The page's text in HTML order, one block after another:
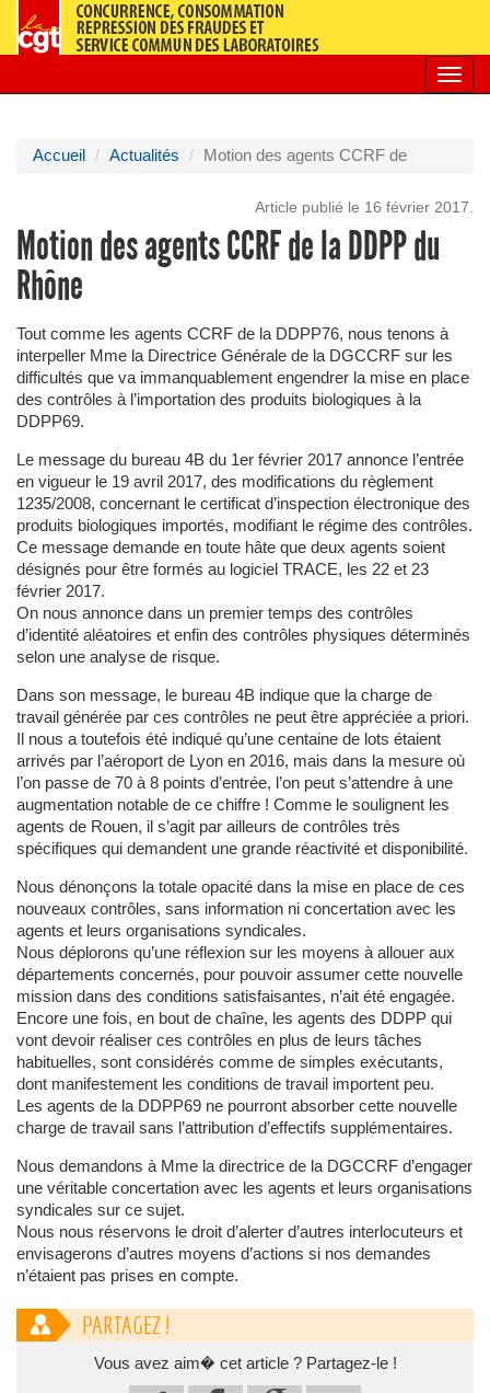
Accueil Actualités Motion des agents CCRF de
Article publié le 16 février 2017.
Motion des agents CCRF de la DDPP du
Rhône
Tout comme les agents CCRF de la DDPP76, nous tenons à
interpeller Mme la Directrice Générale de la DGCCRF sur les
difficultés que va immanquablement engendrer la mise en place
des contrôles à l’importation des produits biologiques à la
DDPP69.
Le message du bureau 4B du 1er février 2017 annonce l’entrée
en vigueur le 19 avril 2017, des modifications du règlement
1235/2008, concernant le certificat d’inspection électronique des
produits biologiques importés, modifiant le régime des contrôles.
Ce message demande en toute hâte que deux agents soient
désignés pour être formés au logiciel TRACE, les 22 et 23
février 2017.
On nous annonce dans un premier temps des contrôles
d’identité aléatoires et enfin des contrôles physiques déterminés
selon une analyse de risque.
Dans son message, le bureau 4B indique que la charge de
travail générée par ces contrôles ne peut être appréciée a priori.
Il nous a toutefois été indiqué qu’une centaine de lots étaient
arrivés par l’aéroport de Lyon en 2016, mais dans la mesure où
l’on passe de 70 à 8 points d’entrée, l’on peut s’attendre à une
augmentation notable de ce chiffre ! Comme le soulignent les
agents de Rouen, il s’agit par ailleurs de contrôles très
spécifiques qui demandent une grande réactivité et disponibilité.
Nous dénonçons la totale opacité dans la mise en place de ces
nouveaux contrôles, sans information ni concertation avec les
agents et leurs organisations syndicales.
Nous déplorons qu’une réflexion sur les moyens à allouer aux
départements concernés, pour pouvoir assumer cette nouvelle
mission dans des conditions satisfaisantes, n’ait été engagée.
Encore une fois, en bout de chaîne, les agents des DDPP qui
vont devoir réaliser ces contrôles en plus de leurs tâches
habituelles, sont considérés comme de simples exécutants,
dont manifestement les conditions de travail importent peu.
Les agents de la DDPP69 ne pourront absorber cette nouvelle
charge de travail sans l’attribution d’effectifs supplémentaires.
Nous demandons à Mme la directrice de la DGCCRF d’engager
une véritable concertation avec les agents et leurs organisations
syndicales sur ce sujet.
Nous nous réservons le droit d’alerter d’autres interlocuteurs et
envisagerons d’autres moyens d’actions si nos demandes
n’étaient pas prises en compte.
PARTAGEZ !
Vous avez aim� cet article ? Partagez-le !